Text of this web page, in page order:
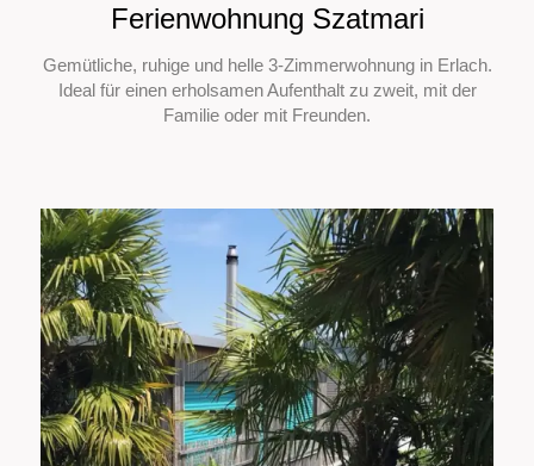
Ferienwohnung Szatmari
Gemütliche, ruhige und helle 3-Zimmerwohnung in Erlach.
Ideal für einen erholsamen Aufenthalt zu zweit, mit der
Familie oder mit Freunden.